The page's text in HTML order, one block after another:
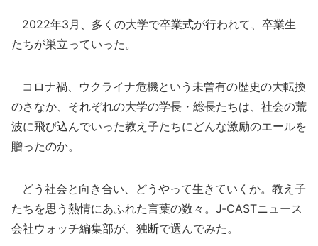
2022年3月、多くの大学で卒業式が行われて、卒業生
たちが巣立っていった。
コロナ禍、ウクライナ危機という未曽有の歴史の大転換
のさなか、それぞれの大学の学長・総長たちは、社会の荒
波に飛び込んでいった教え子たちにどんな激励のエールを
贈ったのか。
どう社会と向き合い、どうやって生きていくか。教え子
たちを思う熱情にあふれた言葉の数々。J‐CASTニュース
会社ウォッチ編集部が、独断で選んでみた。